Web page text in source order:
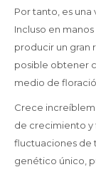
Por tanto, es
Incluso en
producir un gran
posible obtener
medio de
Crece
de crecimiento y
fluctuaciones de
genético único,